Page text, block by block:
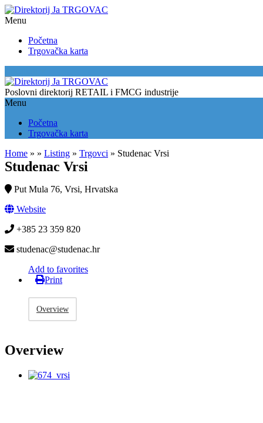
Menu
Početna
Trgovačka karta
Poslovni direktorij RETAIL i FMCG industrije
Menu
Početna
Trgovačka karta
Home » » Listing » Trgovci » Studenac Vrsi
Studenac Vrsi
Put Mula 76, Vrsi, Hrvatska
Website
+385 23 359 820
studenac@studenac.hr
Add to favorites
Print
Overview
Overview